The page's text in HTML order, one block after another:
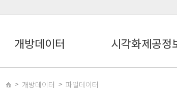
개방데이터 시각화제공정
개방데이터 파일데이터